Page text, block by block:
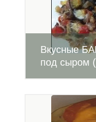
Вкусные
под сыром